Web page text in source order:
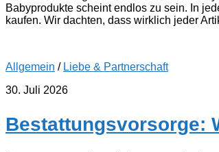
Babyprodukte scheint endlos zu sein. In
kaufen. Wir dachten, dass wirklich jeder
Allgemein / Liebe & Partnerschaft
30. Juli 2026
Bestattungsvorsorge: